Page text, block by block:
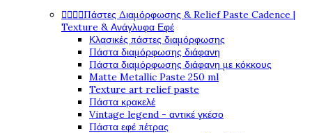
Πάστες Διαμόρφωσης & Relief Paste Cadence |
Texture & Ανάγλυφα Εφέ
Κλασικές πάστες διαμόρφωσης
Πάστα διαμόρφωσης διάφανη
Πάστα διαμόρφωσης διάφανη με κόκκους
Matte Metallic Paste 250 ml
Texture art relief paste
Πάστα κρακελέ
Vintage legend - αντικέ γκέσο
Πάστα εφέ πέτρας